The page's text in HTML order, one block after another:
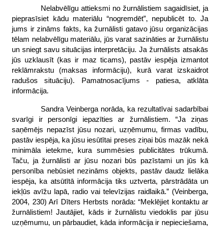
Nelabvēlīgu attieksmi no žurnālistiem sagaidīsiet, ja
pieprasīsiet kādu materiālu “nogremdēt”, nepublicēt to. Ja
jums ir zināms fakts, ka žurnālisti gatavo jūsu organizācijas
tēlam nelabvēlīgu materiālu, jūs varat sazināties ar žurnālistu
un sniegt savu situācijas interpretāciju. Ja žurnālists atsakās
jūs uzklausīt (kas ir maz ticams), pastāv iespēja izmantot
reklāmrakstu (maksas informāciju), kurā varat izskaidrot
radušos situāciju). Pamatnosacījums - patiesa, atklāta
informācija.
Sandra Veinberga norāda, ka rezultatīvai sadarbībai
svarīgi ir personīgi iepazīties ar žurnālistiem. “Ja ziņas
saņēmējs nepazīst jūsu nozari, uzņēmumu, firmas vadību,
pastāv iespēja, ka jūsu iesūtītai preses ziņai būs mazāk nekā
minimāla ietekme, kura summēsies publicitātes trūkumā.
Taču, ja žurnālisti ar jūsu nozari būs pazīstami un jūs kā
personība nebūsiet nezināms objekts, pastāv daudz lielāka
iespēja, ka atsūtītā informācija tiks uztverta, pārstrādāta un
iekļūs avīžu lapā, radio vai televīzijas raidlaikā.” (Veinberga,
2004, 230) Arī Dīters Herbsts norāda: “Meklējiet kontaktu ar
žurnālistiem! Jautājiet, kāds ir žurnālistu viedoklis par jūsu
uzņēmumu, un pārbaudiet, kāda informācija ir nepieciešama,